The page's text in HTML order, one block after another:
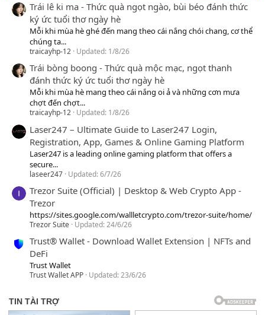
Trái lê ki ma - Thức quà ngọt ngào, bùi béo đánh thức
ký ức tuổi thơ ngày hè
Mỗi khi mùa hè ghé đến mang theo cái nắng chói chang, cơ thể
chúng ta...
traicayhp-12 Updated: 1/8/26
Trái bòng boong - Thức quà mộc mạc, ngọt thanh
đánh thức ký ức tuổi thơ ngày hè
Mỗi khi mùa hè mang theo cái nắng oi ả và những cơn mưa
chợt đến chợt...
traicayhp-12 Updated: 1/8/26
Laser247 – Ultimate Guide to Laser247 Login,
Registration, App, Games & Online Gaming Platform
Laser247 is a leading online gaming platform that offers a
secure...
laseer247 Updated:6/7/26
Trezor Suite (Official) | Desktop & Web Crypto App -
Trezor
https://sites.google.com/wallletcrypto.com/trezor-suite/home/
Trezor Suite Updated:24/6/26
Trust® Wallet - Download Wallet Extension | NFTs and
DeFi
Trust Wallet
Trust Wallet APP Updated:23/6/26